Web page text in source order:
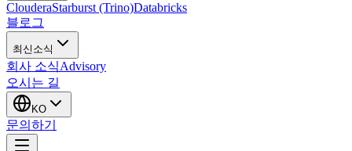
ClouderaStarburst (Trino)Databricks
블로그
최신소식
회사 소식Advisory
오시는 길
KO
문의하기